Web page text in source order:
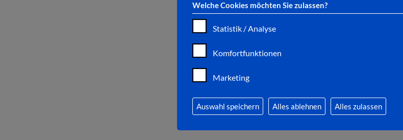
Welche Cookies möchten Sie zulassen?
Statistik / Analyse
Komfortfunktionen
Marketing
Auswahl speichern Alles ablehnen Alles zulassen
Händlerinnen und Händler für